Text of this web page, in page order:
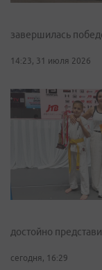
завершилась
14:23, 31 июля 2026
достойно
сегодня, 16:29